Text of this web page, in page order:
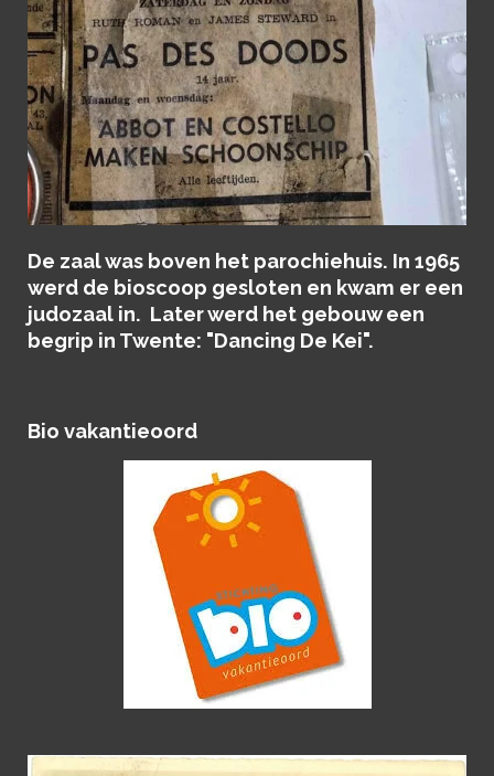
De zaal was boven het parochiehuis. In 1965
werd de bioscoop gesloten en kwam er een
judozaal in. Later werd het gebouw een
begrip in Twente: "Dancing De Kei".
Bio vakantieoord